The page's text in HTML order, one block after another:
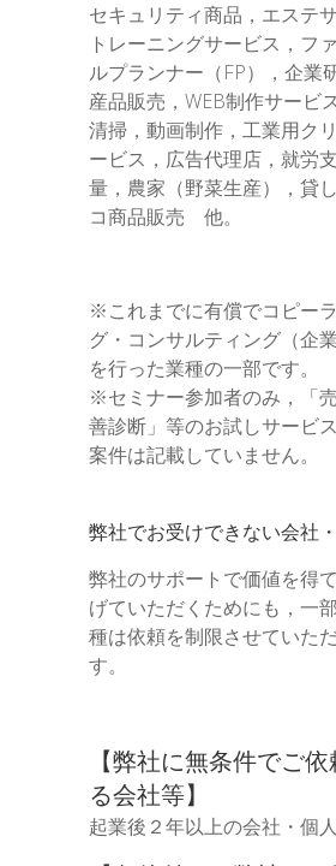
セキュリティ商品，エステ
トレーニングサービス，フ
ルプランナー（FP），企業
産品販売，WEB制作サービ
清掃，動画制作，工業用ク
ービス，広告代理店，就労
量，農家（野菜生産），貸
コ商品販売 他。
※これまでに有償でコピー
グ・コンサルティング（企
を行った業種の一部です。
※セミナー参加者のみ，「
善診断」等のお試しサービ
案件は記載していません。
弊社でお受けできない会社
弊社のサポートで価値を得
げていただくためにも，一
種は依頼を制限させていた
す。
【弊社に無条件でご
る会社等】
起業後２年以上の会社・個